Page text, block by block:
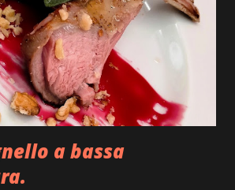
julienne di peperoncino,
anche per la cottura degli
prepariamo per iniziare
con del tacchino, quindi pentola
di tacchino e un pizzico di sale
tutto sul forn...
a bassa